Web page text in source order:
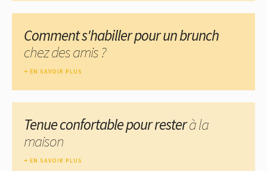
Comment s'habiller pour un brunch
chez des amis ?
EN SAVOIR PLUS
Tenue confortable pour resterà la
maison
EN SAVOIR PLUS